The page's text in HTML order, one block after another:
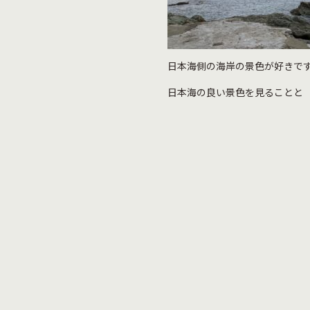
日本海側の海岸の景色が好きで
日本海の良い景色を見ることと